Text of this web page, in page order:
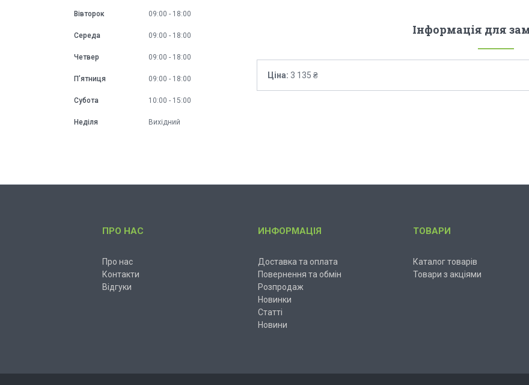
Інформація для
Ціна: 3 135 ₴
Вівторок 09:00 18:00
Середа 09:00 18:00
Четвер 09:00 18:00
Пʼятниця 09:00 18:00
Субота 10:00 15:00
Неділя Вихідний
ПРО НАС
Про нас
Контакти
Відгуки
ИНФОРМАЦІЯ
Доставка та оплата
Повернення та обмін
Розпродаж
Новинки
Статті
Новини
ТОВАРИ
Каталог товарів
Товари з акціями